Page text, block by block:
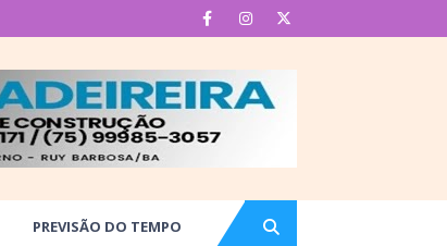
PREVISÃO DO TEMPO